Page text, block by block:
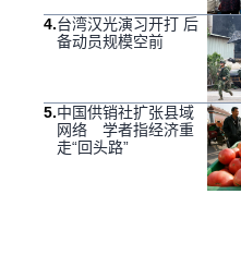
4.台湾汉光演习开打 后
备动员规模空前
5.中国供销社扩张县域
网络 学者指经济重
走“回头路”